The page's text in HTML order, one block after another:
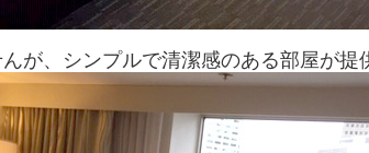
が、シンプルで清潔感のある部屋が提